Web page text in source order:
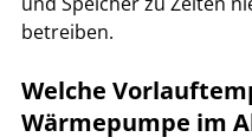
betreiben.
Welche
Wärmepumpe im